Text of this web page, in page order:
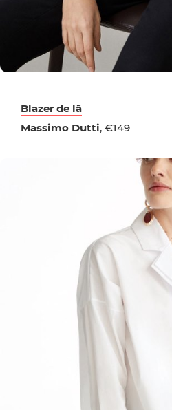
Blazer de lã
Massimo Dutti, €149